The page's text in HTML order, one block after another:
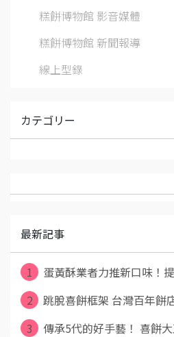
糕餅博物館 影音媒體
糕餅博物館 新聞報導
線上型錄
カテゴリー
最新記事
1
蛋黃酥業者力推新口味！
2
跳脫喜餅框架 台灣百年餅
3
傳承5代的好手藝！ 喜餅